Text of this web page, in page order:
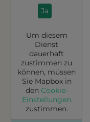
Ja
Um diesem
Dienst
dauerhaft
zustimmen zu
können, müssen
Sie Mapboxin
den Cookie-
Einstellungen
zustimmen.